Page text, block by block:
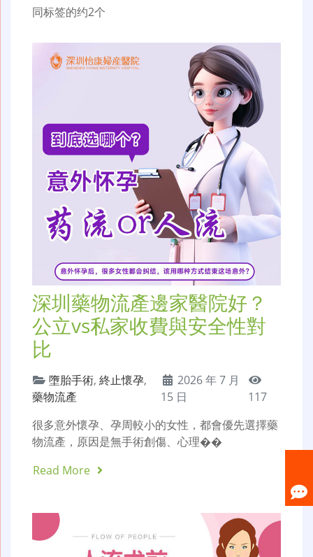
同标签的约2个
深圳藥物流產邊家醫院好？
公立vs私家收費與安全性對
比
墮胎手術, 終止懷孕,
藥物流產
2026 年 7 月
15 日
117
很多意外懷孕、孕周較小的女性，都會優先選擇藥
物流產，原因是無手術創傷、心理��
Read More